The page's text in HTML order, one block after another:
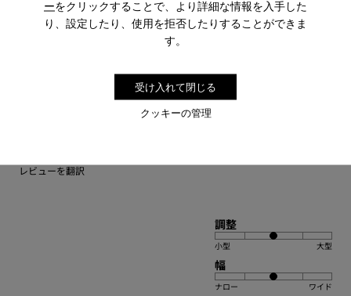
ーをクリックすることで、より詳細な情報を入手した
り、設定したり、使用を拒否したりすることができま
す。
クッキーの管理
受け入れて閉じる
- 牛革 40%
- リサイクルポリエステル 33%
1–8 / 138 レビュー
·3 年前
レビューを翻訳
調整
小型 大型
幅
ナロー ワイド